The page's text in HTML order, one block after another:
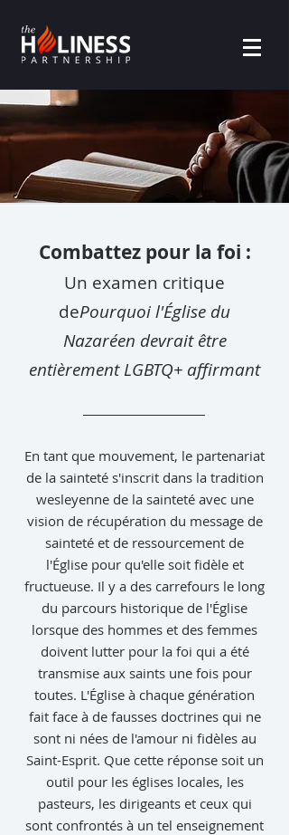
Combattez pour la foi :
Un examen critique
dePourquoi l'Église du
Nazaréen devrait être
entièrement LGBTQ+ affirmant
En tant que mouvement, le partenariat
de la sainteté s'inscrit dans la tradition
wesleyenne de la sainteté avec une
vision de récupération du message de
sainteté et de ressourcement de
l'Église pour qu'elle soit fidèle et
fructueuse. Il y a des carrefours le long
du parcours historique de l'Église
lorsque des hommes et des femmes
doivent lutter pour la foi qui a été
transmise aux saints une fois pour
toutes. L'Église à chaque génération
fait face à de fausses doctrines qui ne
sont ni nées de l'amour ni fidèles au
Saint-Esprit. Que cette réponse soit un
outil pour les églises locales, les
pasteurs, les dirigeants et ceux qui
sont confrontés à un tel enseignement